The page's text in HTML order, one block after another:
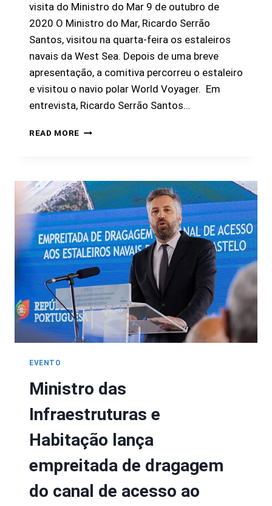
visita do Ministro do Mar 9 de outubro de
2020 O Ministro do Mar, Ricardo Serrão
Santos, visitou na quarta-feira os estaleiros
navais da West Sea. Depois de uma breve
apresentação, a comitiva percorreu o estaleiro
e visitou o navio polar World Voyager. Em
entrevista, Ricardo Serrão Santos…
READ MORE
EVENTO
Ministro das
Infraestruturas e
Habitação lança
empreitada de dragagem
do canal de acesso ao